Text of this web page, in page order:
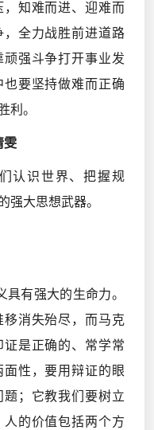
知难而进、迎难而
全力战胜前进道路
强斗争打开事业发
要坚持做难而正确
利。
雯
认识世界、把握规
强大思想武器。
有强大的生命力。
消失殆尽，而马克
是正确的、常学常
性，要用辩证的眼
；它教我们要树立
的价值包括两个方